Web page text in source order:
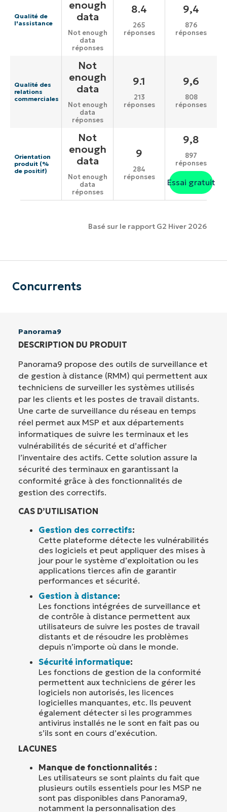
Qualité de
l'assistance
enough
data
Not enough
data
réponses
8.4
265
réponses
9,4
876
réponses
Qualité des
relations
commerciales
Not
enough
data
Not enough
data
réponses
9.1
213
réponses
9,6
808
réponses
Orientation
produit (%
de positif)
Not
enough
data
Not enough
data
réponses
9
284
réponses
9,8
897
réponses
Essai gratuit
Basé sur le rapport G2 Hiver 2026
Concurrents
Panorama9
DESCRIPTION DU PRODUIT
Panorama9 propose des outils de surveillance et
de gestion à distance (RMM) qui permettent aux
techniciens de surveiller les systèmes utilisés
par les clients et les postes de travail distants.
Une carte de surveillance du réseau en temps
réel permet aux MSP et aux départements
informatiques de suivre les terminaux et les
vulnérabilités de sécurité et d’afficher
l’inventaire des actifs. Cette solution assure la
sécurité des terminaux en garantissant la
conformité grâce à des fonctionnalités de
gestion des correctifs.
CAS D’UTILISATION
Gestion des correctifs:
Cette plateforme détecte les vulnérabilités
des logiciels et peut appliquer des mises à
jour pour le système d’exploitation ou les
applications tierces afin de garantir
performances et sécurité.
Gestion à distance:
Les fonctions intégrées de surveillance et
de contrôle à distance permettent aux
utilisateurs de suivre les postes de travail
distants et de résoudre les problèmes
depuis n’importe où dans le monde.
Sécurité informatique:
Les fonctions de gestion de la conformité
permettent aux techniciens de gérer les
logiciels non autorisés, les licences
logicielles manquantes, etc. Ils peuvent
également détecter si les programmes
antivirus installés ne le sont en fait pas ou
s’ils sont en cours d’exécution.
LACUNES
Manque de fonctionnalités :
Les utilisateurs se sont plaints du fait que
plusieurs outils essentiels pour les MSP ne
sont pas disponibles dans Panorama9,
notamment la personnalisation des